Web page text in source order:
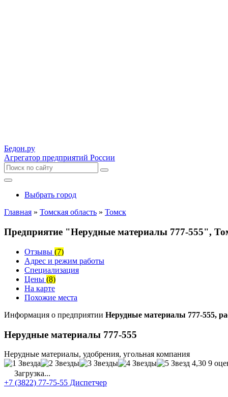
Бедон.ру
Агрегатор предприятий России
Выбрать город
Главная » Томская область » Томск
Предприятие "Нерудные материалы 777-555",
Отзывы (7)
Адрес и режим работы
Специализация
Цены (8)
На карте
Похожие места
Информация о предприятии Нерудные материалы 777-555,
Нерудные материалы 777-555
Нерудные материалы, удобрения, угольная компания
4,30 9
Загрузка...
+7 (3822) 77-75-55 Диспетчер